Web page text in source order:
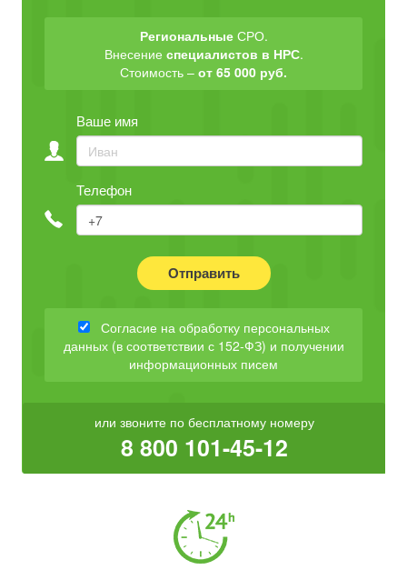
РегиональныеСРО.
Внесение специалистов в НРС.
Стоимость – от 65 000 руб.
Ваше имя
Телефон
Отправить
Согласие на обработку персональных
данных (в соответствии с 152-ФЗ) и получении
информационных писем
или звоните по бесплатному номеру
8 800 101-45-12